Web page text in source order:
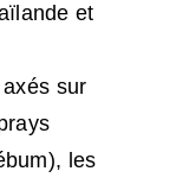
et
sur
les